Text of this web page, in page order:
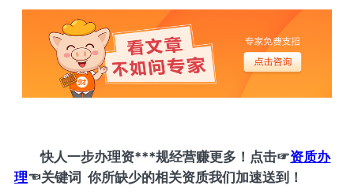
快人一步办理资***规经营赚更多！ 点击☞资质办
理☜关键词 你所缺少的相关资质我们加速送到！